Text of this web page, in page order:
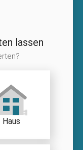
lassen
Haus